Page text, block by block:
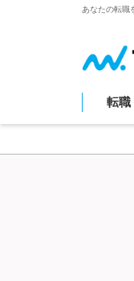
あなたの転職
転職